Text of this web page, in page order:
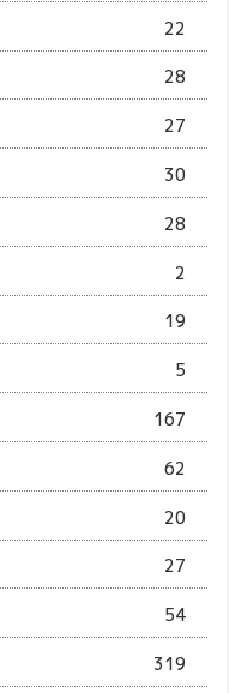
22
28
27
30
28
2
19
5
167
62
20
27
54
319